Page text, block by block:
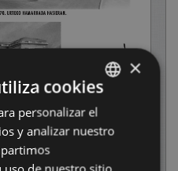
BASQUE
SPANISH
×
cookies
personalizar el
y analizar nuestro